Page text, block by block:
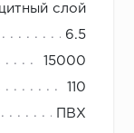
слой
6.5
15000
110
ПВХ